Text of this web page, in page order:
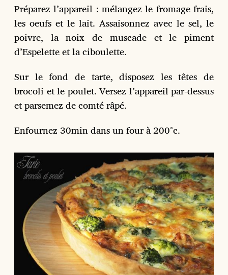
Préparez l’appareil : mélangez le fromage frais,
les oeufs et le lait. Assaisonnez avec le sel, le
poivre, la noix de muscade et le piment
d’Espelette et la ciboulette.
Sur le fond de tarte, disposez les têtes de
brocoli et le poulet. Versez l’appareil par-dessus
et parsemez de comté râpé.
Enfournez 30min dans un four à 200°c.